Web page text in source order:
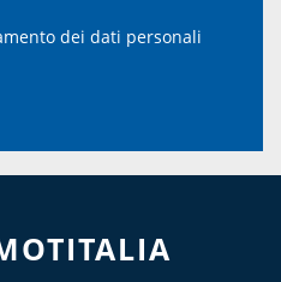
dei dati personali